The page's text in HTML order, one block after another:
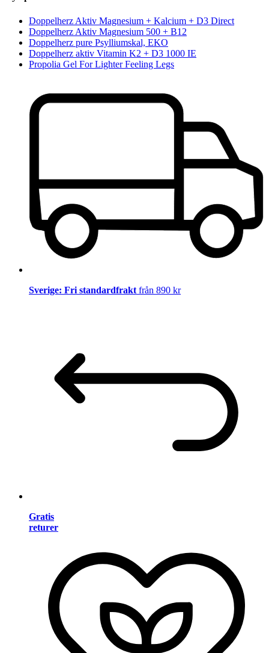
Doppelherz Aktiv Magnesium + Kalcium + D3 Direct
Doppelherz Aktiv Magnesium 500 + B12
Doppelherz pure Psylliumskal, EKO
Doppelherz aktiv Vitamin K2 + D3 1000 IE
Propolia Gel For Lighter Feeling Legs
Sverige: Fri standardfrakt från 890 kr
Gratis
returer